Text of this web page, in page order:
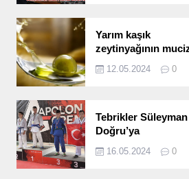
Yarım kaşık
zeytinyağının
12.05.2024 0
Tebrikler Süleyman
Doğru’ya
16.05.2024 0